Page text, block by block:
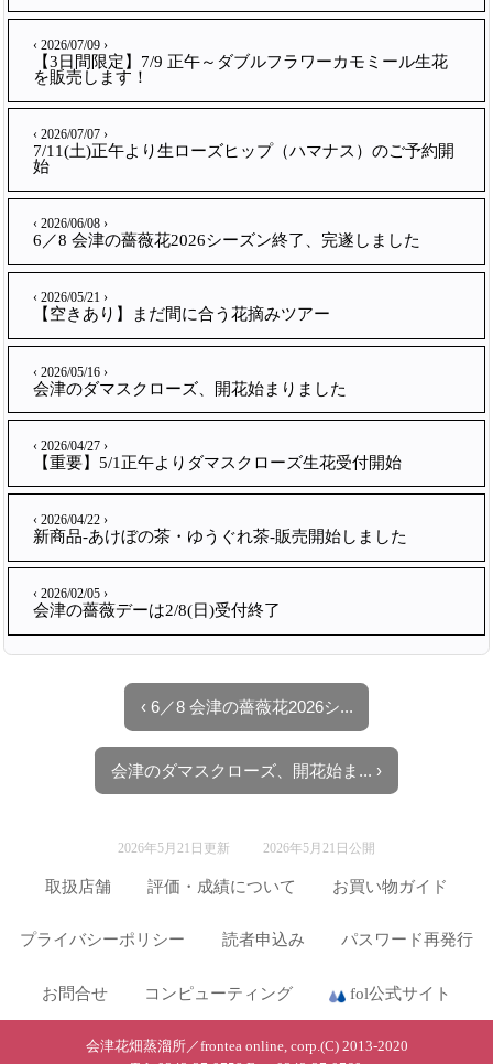
‹ 2026/07/09 ›
【3日間限定】7/9 正午～ダブルフラワーカモミール生花
を販売します！
‹ 2026/07/07 ›
7/11(土)正午より生ローズヒップ（ハマナス）のご予約開
始
‹ 2026/06/08 ›
6／8 会津の薔薇花2026シーズン終了、完遂しました
‹ 2026/05/21 ›
【空きあり】まだ間に合う花摘みツアー
‹ 2026/05/16 ›
会津のダマスクローズ、開花始まりました
‹ 2026/04/27 ›
【重要】5/1正午よりダマスクローズ生花受付開始
‹ 2026/04/22 ›
新商品-あけぼの茶・ゆうぐれ茶-販売開始しました
‹ 2026/02/05 ›
会津の薔薇デーは2/8(日)受付終了
‹ 6／8 会津の薔薇花2026シ...
会津のダマスクローズ、開花始ま... ›
2026年5月21日更新 2026年5月21日公開
取扱店舗 評価・成績について お買い物ガイド
プライバシーポリシー 読者申込み パスワード再発行
お問合せ コンピューティング fol公式サイト
会津花畑蒸溜所／frontea online, corp.(C) 2013-2020